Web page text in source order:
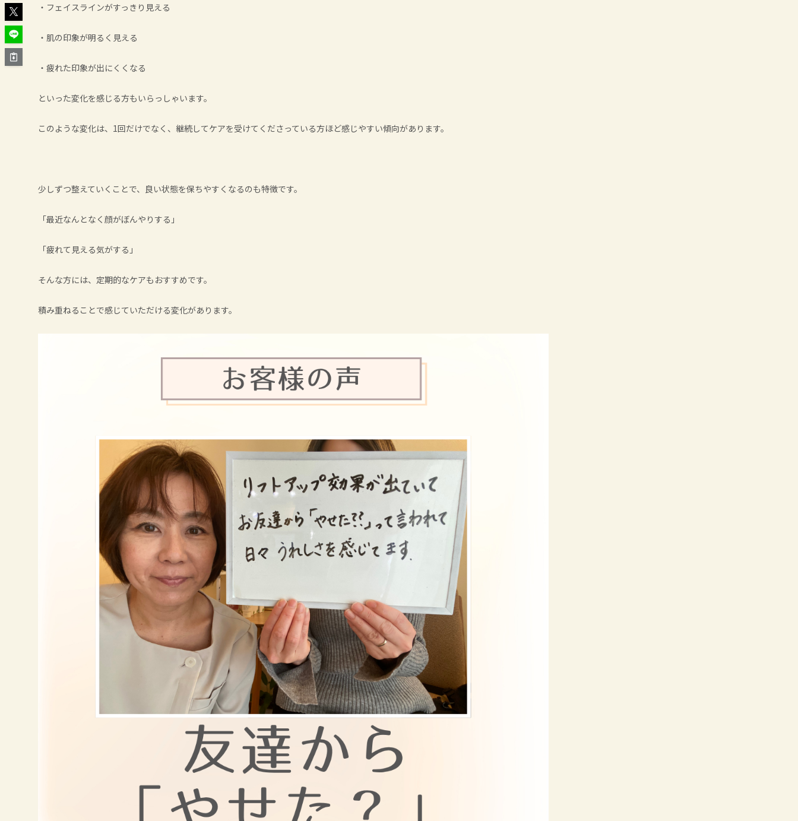
・フェイスラインがすっきり見える
・肌の印象が明るく見える
・疲れた印象が出にくくなる
といった変化を感じる方もいらっしゃいます。
このような変化は、1回だけでなく、継続してケアを受けてくださっている方ほど感じやすい傾向があります。
少しずつ整えていくことで、良い状態を保ちやすくなるのも特徴です。
「最近なんとなく顔がぼんやりする」
「疲れて見える気がする」
そんな方には、定期的なケアもおすすめです。
積み重ねることで感じていただける変化があります。